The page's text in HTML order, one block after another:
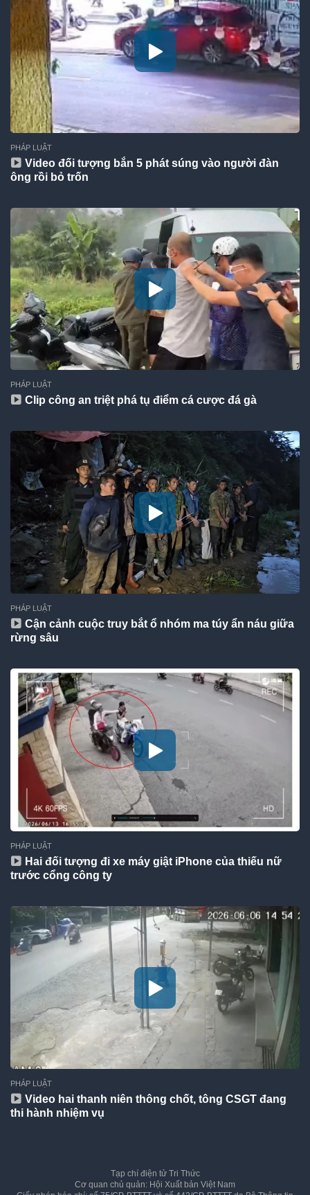
PHÁP LUẬT
Video đối tượng bắn 5 phát súng vào người đàn
ông rồi bỏ trốn
PHÁP LUẬT
Clip công an triệt phá tụ điểm cá cược đá gà
PHÁP LUẬT
Cận cảnh cuộc truy bắt ổ nhóm ma túy ẩn náu giữa
rừng sâu
PHÁP LUẬT
Hai đối tượng đi xe máy giật iPhone của thiếu nữ
trước cổng công ty
PHÁP LUẬT
Video hai thanh niên thông chốt, tông CSGT đang
thi hành nhiệm vụ
Tạp chí điện tử Tri Thức
Cơ quan chủ quản: Hội Xuất bản Việt Nam